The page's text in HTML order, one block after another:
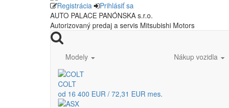
Registrácia
Prihlásiť sa
AUTO PALACE PANÓNSKA s.r.o.
Autorizovaný predaj a servis Mitsubishi Motors
Modely
COLT
od 16 400 EUR / 72,31 EUR mes.
Nákup vozidla